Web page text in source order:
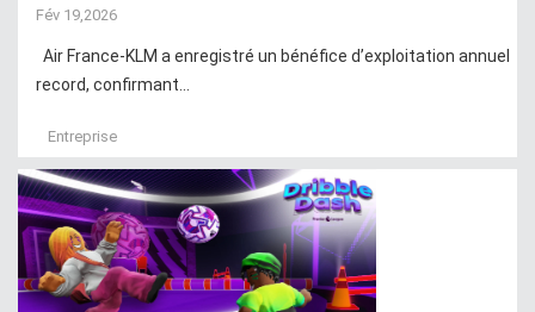
Fév 19,2026
Air France-KLM a enregistré un bénéfice d’exploitation annuel
record, confirmant...
Entreprise